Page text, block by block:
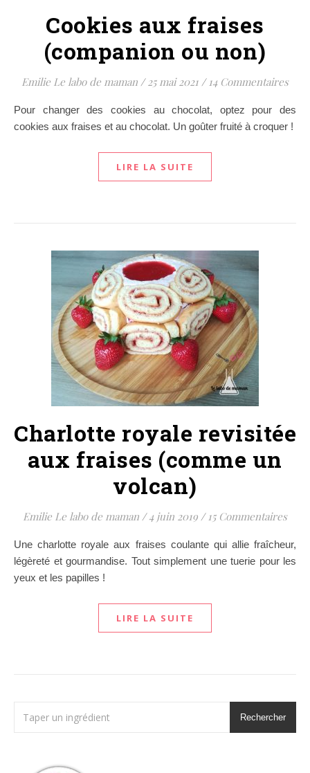
Cookies aux fraises
(companion ou non)
Emilie Le labo de maman / 25 mai 2021 / 14 Commentaires
Pour changer des cookies au chocolat, optez pour des
cookies aux fraises et au chocolat. Un goûter fruité à croquer !
LIRE LA SUITE
Charlotte royale revisitée
aux fraises (comme un
volcan)
Emilie Le labo de maman / 4 juin 2019 / 15 Commentaires
Une charlotte royale aux fraises coulante qui allie fraîcheur,
légèreté et gourmandise. Tout simplement une tuerie pour les
yeux et les papilles !
LIRE LA SUITE
Rechercher